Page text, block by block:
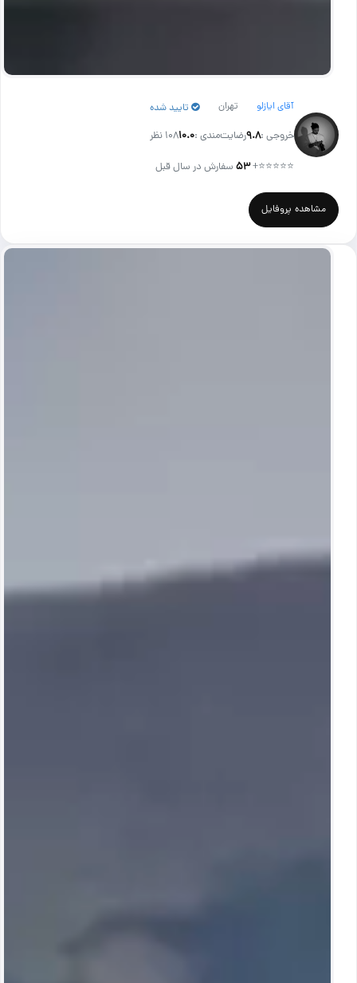
آقای ایازلو تهران تایید شده
خروجی :۹.۸رضایت‌مندی :۱۰.۰108 نظر
⭐⭐⭐⭐⭐
+۵۳سفارش در سال قبل
مشاهده پروفایل